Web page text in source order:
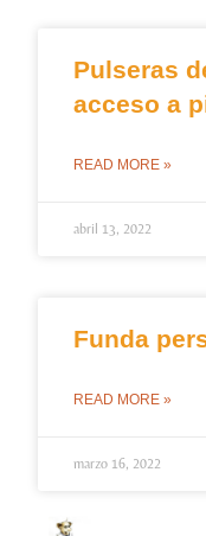
Pulseras
acceso a
READ MORE »
abril 13, 2022
Funda
READ MORE »
marzo 16, 2022